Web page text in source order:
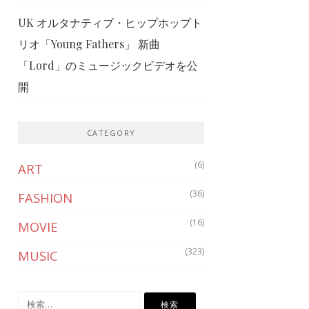
UK オルタナティブ・ヒップホップト
リオ「Young Fathers」 新曲
「Lord」のミュージックビデオを公
開
CATEGORY
ART (6)
FASHION (36)
MOVIE (16)
MUSIC (323)
検